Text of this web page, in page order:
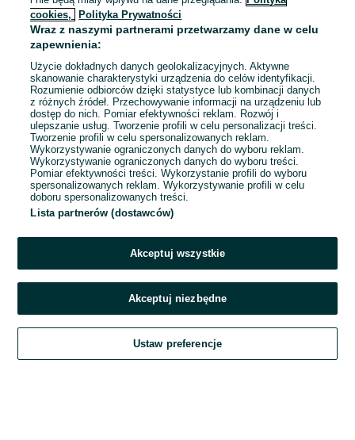
Odpowiednie doświadczenie zawodowe
Odświeżono dnia 05 sierpnia 2026
1 2 3
Zadzwoń / SMS
Szukaj Obserwujesz Dodaj Czat Konto
cookies,
Polityka Prywatności
Wraz z naszymi partnerami przetwarzamy dane w celu
zapewnienia:
Użycie dokładnych danych geolokalizacyjnych. Aktywne
skanowanie charakterystyki urządzenia do celów identyfikacji.
Rozumienie odbiorców dzięki statystyce lub kombinacji danych
z różnych źródeł. Przechowywanie informacji na urządzeniu lub
dostęp do nich. Pomiar efektywności reklam. Rozwój i
ulepszanie usług. Tworzenie profili w celu personalizacji treści.
Tworzenie profili w celu spersonalizowanych reklam.
Wykorzystywanie ograniczonych danych do wyboru reklam.
Wykorzystywanie ograniczonych danych do wyboru treści.
Pomiar efektywności treści. Wykorzystanie profili do wyboru
spersonalizowanych reklam. Wykorzystywanie profili w celu
doboru spersonalizowanych treści.
Lista partnerów (dostawców)
Akceptuj wszystkie
Akceptuj niezbędne
Ustaw preferencje